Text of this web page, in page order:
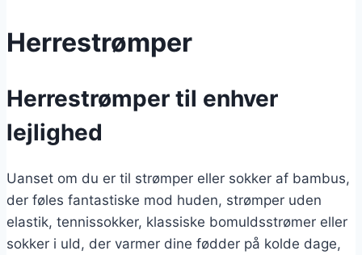
Herrestrømper
Herrestrømper til enhver
lejlighed
Uanset om du er til strømper eller sokker af bambus,
der føles fantastiske mod huden, strømper uden
elastik, tennissokker, klassiske bomuldsstrømer eller
sokker i uld, der varmer dine fødder på kolde dage,